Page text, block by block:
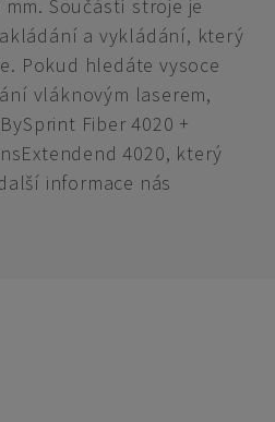
Součástí stroje je
a vykládání, který
Pokud hledáte vysoce
vláknovým laserem,
Fiber 4020 +
4020, který
informace nás